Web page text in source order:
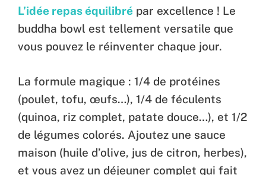
L’idée repas équilibré par excellence ! Le
buddha bowl est tellement versatile que
vous pouvez le réinventer chaque jour.
La formule magique : 1/4 de protéines
(poulet, tofu, œufs…), 1/4 de féculents
(quinoa, riz complet, patate douce…), et 1/2
de légumes colorés. Ajoutez une sauce
maison (huile d’olive, jus de citron, herbes),
et vous avez un déjeuner complet qui fait